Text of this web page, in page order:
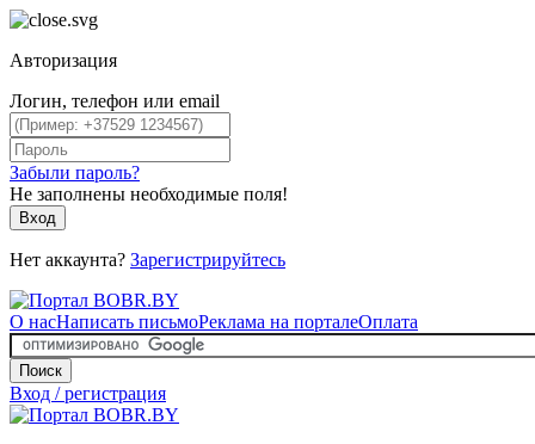
Авторизация
Логин, телефон или email
Забыли пароль?
Не заполнены необходимые поля!
Вход
Нет аккаунта? Зарегистрируйтесь
О насНаписать письмоРеклама на порталеОплата
Поиск
Вход / регистрация